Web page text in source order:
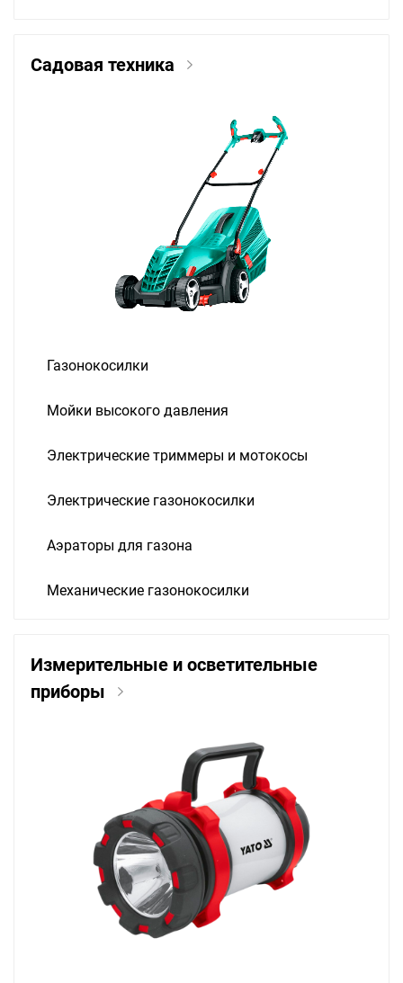
Садовая техника
Газонокосилки
Мойки высокого давления
Электрические триммеры и мотокосы
Электрические газонокосилки
Аэраторы для газона
Механические газонокосилки
Измерительные и осветительные
приборы